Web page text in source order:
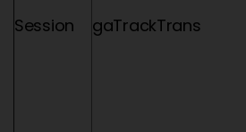
Session gaTrackTrans